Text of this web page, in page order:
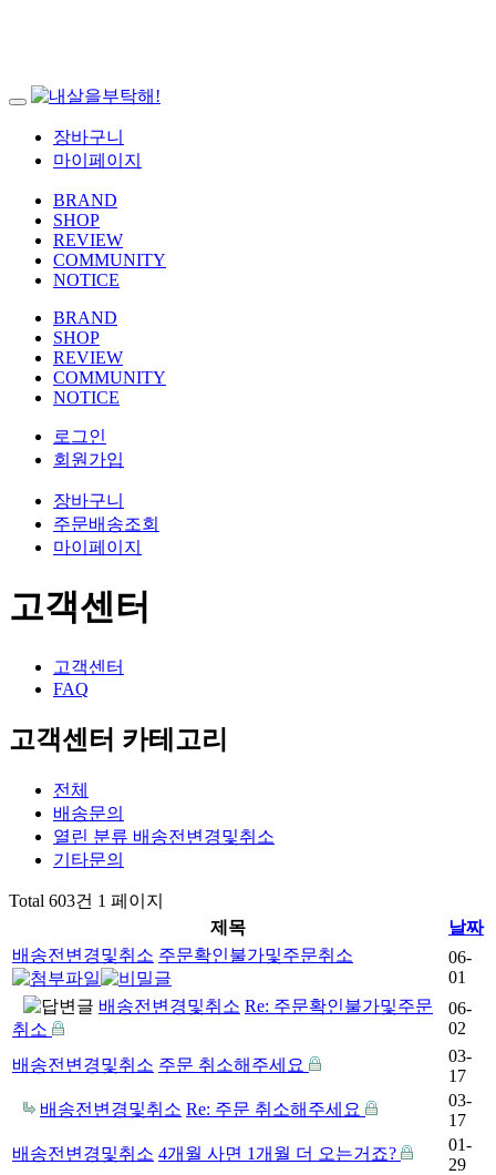
장바구니
마이페이지
BRAND
SHOP
REVIEW
COMMUNITY
NOTICE
BRAND
SHOP
REVIEW
COMMUNITY
NOTICE
로그인
회원가입
장바구니
주문배송조회
마이페이지
고객센터
고객센터
FAQ
고객센터 카테고리
전체
배송문의
열린 분류 배송전변경및취소
기타문의
Total 603건 1 페이지
제목
날짜
배송전변경및취소 주문확인불가및주문취소
06-
01
배송전변경및취소 Re: 주문확인불가및주문
취소
06-
02
배송전변경및취소 주문 취소해주세요
03-
17
배송전변경및취소 Re: 주문 취소해주세요
03-
17
배송전변경및취소 4개월 사면 1개월 더 오는거죠?
01-
29